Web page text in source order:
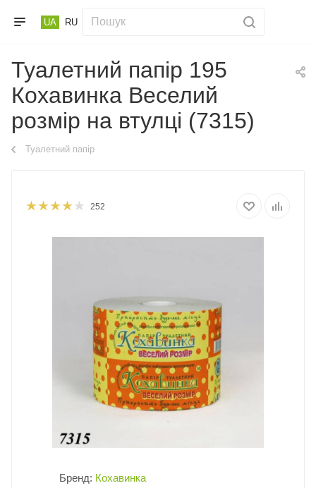
UA RU
Туалетний папір 195
Кохавинка Веселий
розмір на втулці (7315)
Туалетний папір
252
Бренд: Кохавинка